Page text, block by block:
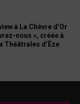
à La Chèvre d’Or
nous », créée à
Théâtrales d’Èze